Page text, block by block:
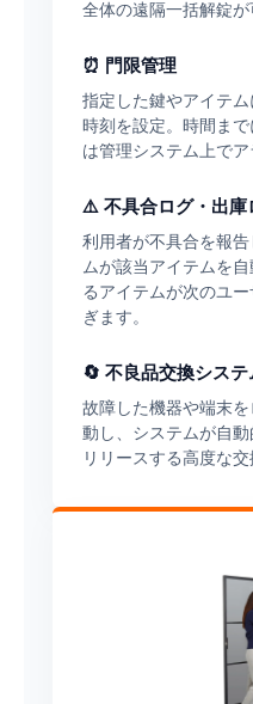
全体の遠隔一括解錠が
⏰ 門限管理
指定した鍵やアイテ
時刻を設定。時間ま
は管理システム上でア
⚠️ 不具合ログ・出庫
利用者が不具合を報
ムが該当アイテムを
るアイテムが次のユ
ぎます。
🔄 不良品交換システ
故障した機器や端末
動し、システムが自
リリースする高度な交